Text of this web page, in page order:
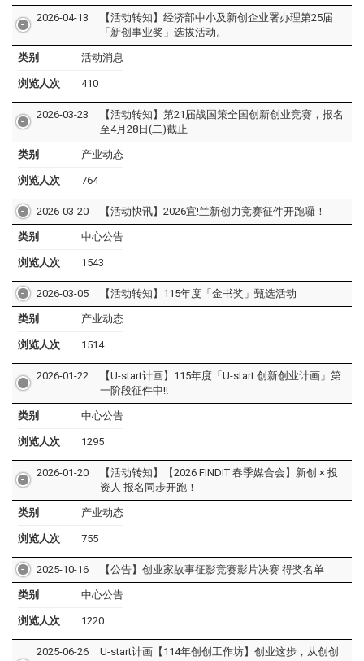
2026-04-13
【活动转知】经济部中小及新创企业署办理第25届
「新创事业奖」选拔活动。
类别 活动消息
浏览人次 410
2026-03-23
【活动转知】第21届战国策全国创新创业竞赛，报名
至4月28日(二)截止
类别 产业动态
浏览人次 764
2026-03-20 【活动快讯】2026宜!兰新创力竞赛征件开跑囉！
类别 中心公告
浏览人次 1543
2026-03-05 【活动转知】115年度「金书奖」甄选活动
类别 产业动态
浏览人次 1514
2026-01-22
【U-start计画】115年度「U-start 创新创业计画」第
一阶段征件中‼️
类别 中心公告
浏览人次 1295
2026-01-20
【活动转知】【2026 FINDIT 春季媒合会】新创 × 投
资人 报名同步开跑！
类别 产业动态
浏览人次 755
2025-10-16 【公告】创业家故事征影竞赛影片决赛 得奖名单
类别 中心公告
浏览人次 1220
2025-06-26
U-start计画【114年创创工作坊】创业这步，从创创